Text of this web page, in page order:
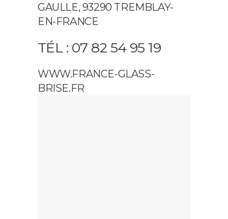
GAULLE, 93290 TREMBLAY-
EN-FRANCE
TÉL : 07 82 54 95 19
WWW.FRANCE-GLASS-
BRISE.FR